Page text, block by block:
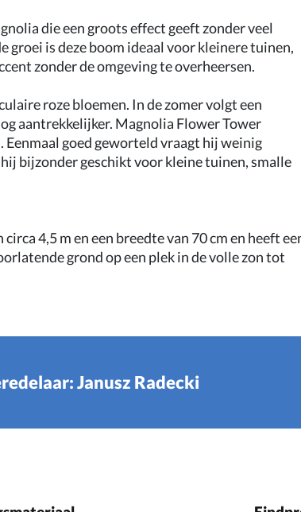
die een groots effect geeft zonder veel
groei is deze boom ideaal voor kleinere tuinen,
zonder de omgeving te overheersen.
roze bloemen. In de zomer volgt een
aantrekkelijker. Magnolia Flower Tower
goed geworteld vraagt hij weinig
bijzonder geschikt voor kleine tuinen, smalle
4,5 m en een breedte van 70 cm en heeft
grond op een plek in de volle zon tot
Janusz Radecki